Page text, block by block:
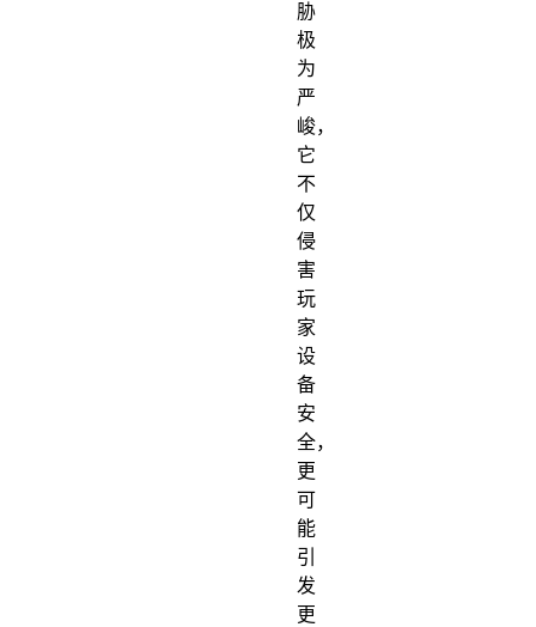
胁
极
为
严
峻，
它
不
仅
侵
害
玩
家
设
备
安
全，
更
可
能
引
发
更